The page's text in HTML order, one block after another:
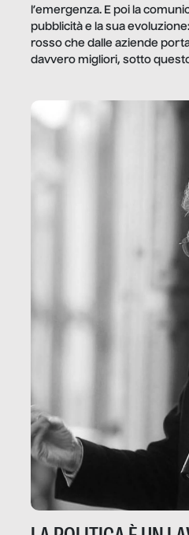
l’emergenza. E poi la
pubblicità e la sua
rosso che dalle aziende
davvero migliori, sotto